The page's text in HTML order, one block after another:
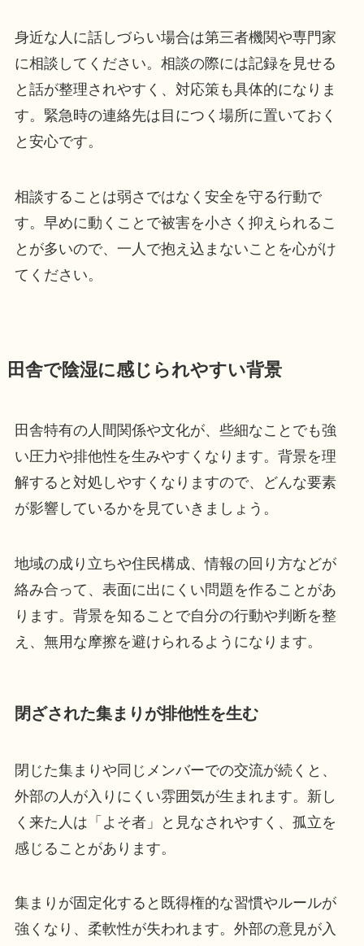
身近な人に話しづらい場合は第三者機関や専門家
に相談してください。相談の際には記録を見せる
と話が整理されやすく、対応策も具体的になりま
す。緊急時の連絡先は目につく場所に置いておく
と安心です。
相談することは弱さではなく安全を守る行動で
す。早めに動くことで被害を小さく抑えられるこ
とが多いので、一人で抱え込まないことを心がけ
てください。
田舎で陰湿に感じられやすい背景
田舎特有の人間関係や文化が、些細なことでも強
い圧力や排他性を生みやすくなります。背景を理
解すると対処しやすくなりますので、どんな要素
が影響しているかを見ていきましょう。
地域の成り立ちや住民構成、情報の回り方などが
絡み合って、表面に出にくい問題を作ることがあ
ります。背景を知ることで自分の行動や判断を整
え、無用な摩擦を避けられるようになります。
閉ざされた集まりが排他性を生む
閉じた集まりや同じメンバーでの交流が続くと、
外部の人が入りにくい雰囲気が生まれます。新し
く来た人は「よそ者」と見なされやすく、孤立を
感じることがあります。
集まりが固定化すると既得権的な習慣やルールが
強くなり、柔軟性が失われます。外部の意見が入